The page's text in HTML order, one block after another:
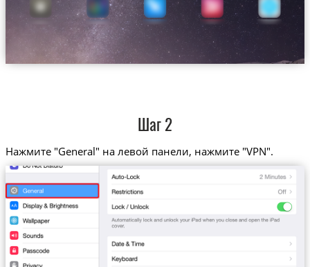
Шаг 2
Нажмите "General" на левой панели, нажмите "VPN".